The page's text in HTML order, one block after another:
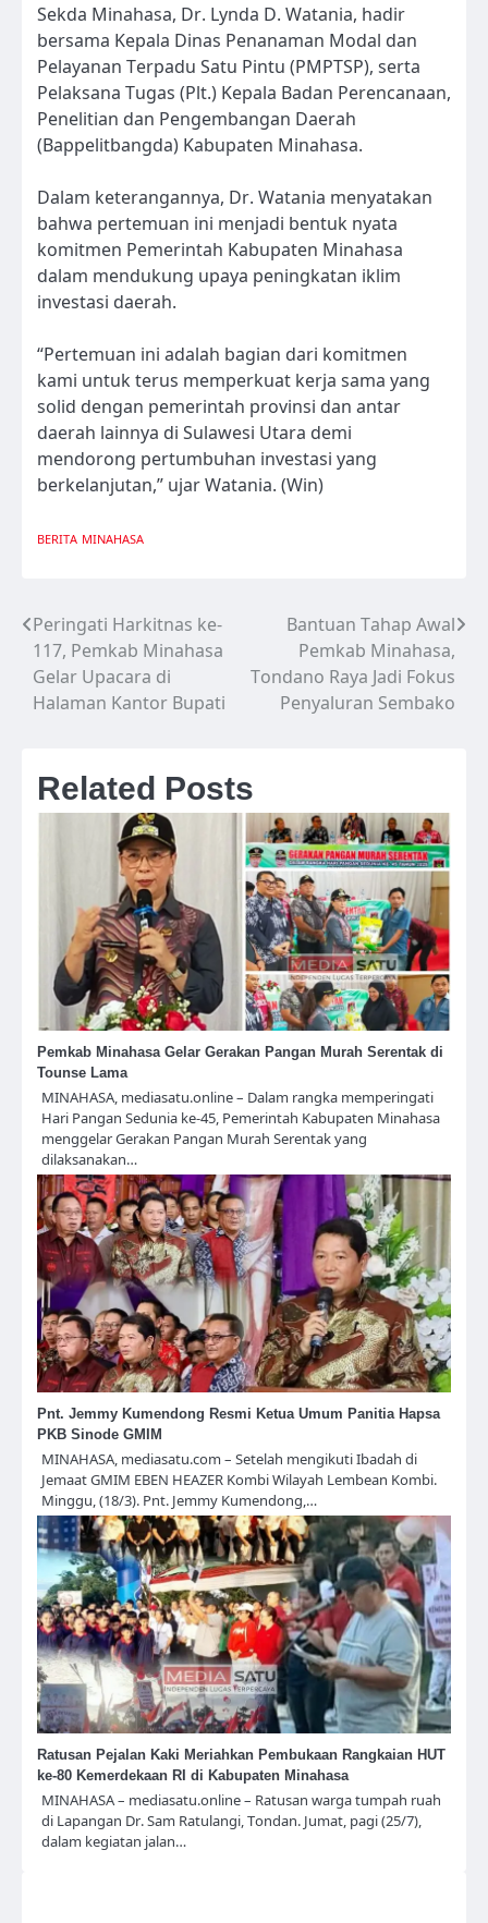
Sekda Minahasa, Dr. Lynda D. Watania, hadir
bersama Kepala Dinas Penanaman Modal dan
Pelayanan Terpadu Satu Pintu (PMPTSP), serta
Pelaksana Tugas (Plt.) Kepala Badan Perencanaan,
Penelitian dan Pengembangan Daerah
(Bappelitbangda) Kabupaten Minahasa.
Dalam keterangannya, Dr. Watania menyatakan
bahwa pertemuan ini menjadi bentuk nyata
komitmen Pemerintah Kabupaten Minahasa
dalam mendukung upaya peningkatan iklim
investasi daerah.
“Pertemuan ini adalah bagian dari komitmen
kami untuk terus memperkuat kerja sama yang
solid dengan pemerintah provinsi dan antar
daerah lainnya di Sulawesi Utara demi
mendorong pertumbuhan investasi yang
berkelanjutan,” ujar Watania. (Win)
BERITA MINAHASA
Navigasi
pos
Peringati Harkitnas ke-
117, Pemkab Minahasa
Gelar Upacara di
Halaman Kantor Bupati
Bantuan Tahap Awal
Pemkab Minahasa,
Tondano Raya Jadi Fokus
Penyaluran Sembako
Related Posts
Pemkab Minahasa Gelar Gerakan Pangan Murah Serentak di
Tounse Lama
MINAHASA, mediasatu.online – Dalam rangka memperingati
Hari Pangan Sedunia ke-45, Pemerintah Kabupaten Minahasa
menggelar Gerakan Pangan Murah Serentak yang
dilaksanakan…
Pnt. Jemmy Kumendong Resmi Ketua Umum Panitia Hapsa
PKB Sinode GMIM
MINAHASA, mediasatu.com – Setelah mengikuti Ibadah di
Jemaat GMIM EBEN HEAZER Kombi Wilayah Lembean Kombi.
Minggu, (18/3). Pnt. Jemmy Kumendong,…
Ratusan Pejalan Kaki Meriahkan Pembukaan Rangkaian HUT
ke-80 Kemerdekaan RI di Kabupaten Minahasa
MINAHASA – mediasatu.online – Ratusan warga tumpah ruah
di Lapangan Dr. Sam Ratulangi, Tondan. Jumat, pagi (25/7),
dalam kegiatan jalan…